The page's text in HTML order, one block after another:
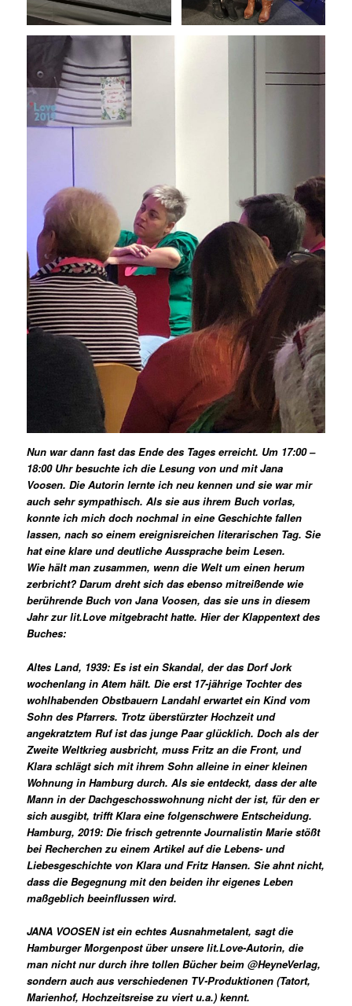
Nun war dann fast das Ende des Tages erreicht. Um 17:00 –
18:00 Uhr besuchte ich die Lesung von und mit Jana
Voosen. Die Autorin lernte ich neu kennen und sie war mir
auch sehr sympathisch. Als sie aus ihrem Buch vorlas,
konnte ich mich doch nochmal in eine Geschichte fallen
lassen, nach so einem ereignisreichen literarischen Tag. Sie
hat eine klare und deutliche Aussprache beim Lesen.
Wie hält man zusammen, wenn die Welt um einen herum
zerbricht? Darum dreht sich das ebenso mitreißende wie
berührende Buch von Jana Voosen, das sie uns in diesem
Jahr zur lit.Love mitgebracht hatte. Hier der Klappentext des
Buches:
Altes Land, 1939: Es ist ein Skandal, der das Dorf Jork
wochenlang in Atem hält. Die erst 17-jährige Tochter des
wohlhabenden Obstbauern Landahl erwartet ein Kind vom
Sohn des Pfarrers. Trotz überstürzter Hochzeit und
angekratztem Ruf ist das junge Paar glücklich. Doch als der
Zweite Weltkrieg ausbricht, muss Fritz an die Front, und
Klara schlägt sich mit ihrem Sohn alleine in einer kleinen
Wohnung in Hamburg durch. Als sie entdeckt, dass der alte
Mann in der Dachgeschosswohnung nicht der ist, für den er
sich ausgibt, trifft Klara eine folgenschwere Entscheidung.
Hamburg, 2019: Die frisch getrennte Journalistin Marie stößt
bei Recherchen zu einem Artikel auf die Lebens- und
Liebesgeschichte von Klara und Fritz Hansen. Sie ahnt nicht,
dass die Begegnung mit den beiden ihr eigenes Leben
maßgeblich beeinflussen wird.
JANA VOOSEN ist ein echtes Ausnahmetalent, sagt die
Hamburger Morgenpost über unsere lit.Love-Autorin, die
man nicht nur durch ihre tollen Bücher beim @HeyneVerlag,
sondern auch aus verschiedenen TV-Produktionen (Tatort,
Marienhof, Hochzeitsreise zu viert u.a.) kennt.